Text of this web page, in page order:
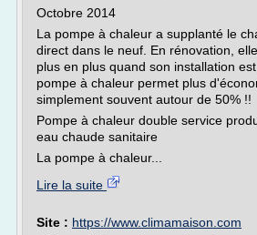
Octobre 2014
La pompe à chaleur a supplanté le
direct dans le neuf. En rénovation,
plus en plus quand son installation
pompe à chaleur permet plus
simplement souvent autour de 50% !!
Pompe à chaleur double service
eau chaude sanitaire
La pompe à chaleur...
Lire la suite
Site : https://www.climamaison.com